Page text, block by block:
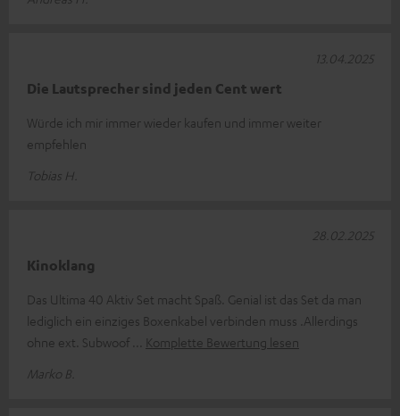
Die Lautsprecher sind jeden Cent wert
Würde ich mir immer wieder kaufen und immer weiter
empfehlen
Tobias H.
13.04.2025
Kinoklang
Das Ultima 40 Aktiv Set macht Spaß. Genial ist das Set da man
lediglich ein einziges Boxenkabel verbinden muss .Allerdings
ohne ext. Subwoof
Komplette Bewertung lesen
Marko B.
28.02.2025